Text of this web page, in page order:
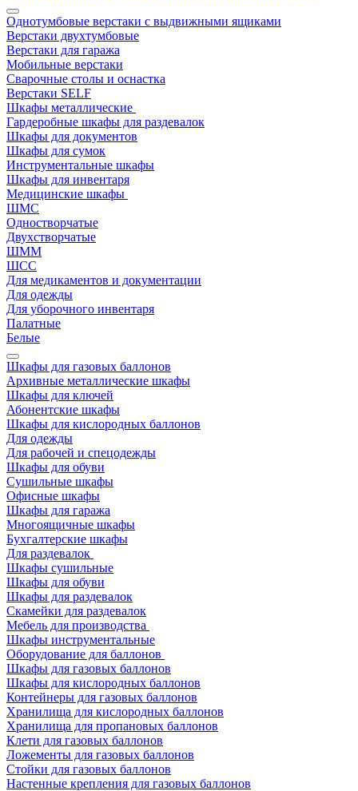
Однотумбовые верстаки с выдвижными ящиками
Верстаки двухтумбовые
Верстаки для гаража
Мобильные верстаки
Сварочные столы и оснастка
Верстаки SELF
Шкафы металлические
Гардеробные шкафы для раздевалок
Шкафы для документов
Шкафы для сумок
Инструментальные шкафы
Шкафы для инвентаря
Медицинские шкафы
ШМС
Одностворчатые
Двухстворчатые
ШММ
ШСС
Для медикаментов и документации
Для одежды
Для уборочного инвентаря
Палатные
Белые
Шкафы для газовых баллонов
Архивные металлические шкафы
Шкафы для ключей
Абонентские шкафы
Шкафы для кислородных баллонов
Для одежды
Для рабочей и спецодежды
Шкафы для обуви
Сушильные шкафы
Офисные шкафы
Шкафы для гаража
Многоящичные шкафы
Бухгалтерские шкафы
Для раздевалок
Шкафы сушильные
Шкафы для обуви
Шкафы для раздевалок
Скамейки для раздевалок
Мебель для производства
Шкафы инструментальные
Оборудование для баллонов
Шкафы для газовых баллонов
Шкафы для кислородных баллонов
Контейнеры для газовых баллонов
Хранилища для кислородных баллонов
Хранилища для пропановых баллонов
Клети для газовых баллонов
Ложементы для газовых баллонов
Стойки для газовых баллонов
Настенные крепления для газовых баллонов